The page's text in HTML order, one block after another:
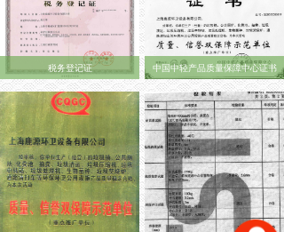
税务登记证 中国中轻产品质量保障中心证书